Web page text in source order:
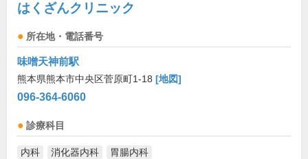
はくざんクリニック
所在地・電話番号
味噌天神前駅
熊本県熊本市中央区菅原町1-18 [地図]
096-364-6060
診療科目
内科 消化器内科 胃腸内科